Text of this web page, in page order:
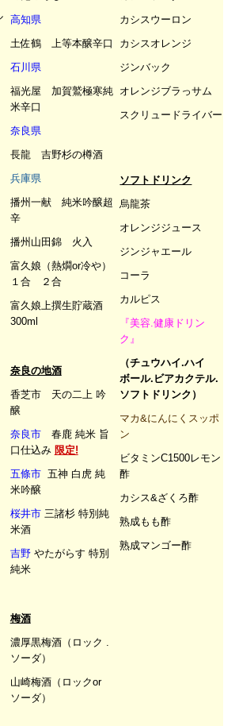
高知県
土佐鶴 上等本醸辛口
石川県
福光屋 加賀鷲極寒純
米辛口
奈良県
長龍 吉野杉の樽酒
兵庫県
播州一献 純米吟醸超
辛
播州山田錦 火入
富久娘 （熱燗or冷や）
１合 ２合
富久娘上撰生貯蔵酒
300ml
奈良の地酒
香芝市 天の二上 吟
醸
奈良市春鹿 純米 旨
口仕込み 限定!
五條市五神 白虎 純
米吟醸
桜井市三諸杉 特別純
米酒
吉野やたがらす 特別
純米
梅酒
濃厚黒梅酒（ロック .
ソーダ）
山崎梅酒（ロックor
ソーダ）
カシスウーロン
カシスオレンジ
ジンバック
オレンジブラっサム
スクリュードライバー
ソフトドリンク
烏龍茶
オレンジジュース
ジンジャエール
コーラ
カルピス
『美容.健康ドリン
ク』
（チュウハイ.ハイ
ボール.ビアカクテル.
ソフトドリンク）
マカ&にんにくスッポ
ン
ビタミンC1500レモン
酢
カシス&ざくろ酢
熟成もも酢
熟成マンゴー酢